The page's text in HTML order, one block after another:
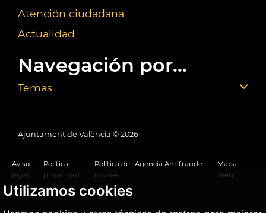
Utilizamos cookies
Atención ciudadana
Actualidad
Navegación por...
Temas
Ajuntament de València © 2026
Aviso
legal
Política
privacidad
Política de
cookies
Agencia Antifraude
Mapa
Web